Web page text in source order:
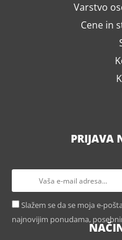
Varstvo
Cene in
PRIJAVA
Slažem se da se moja e-
najnovijim ponudama,